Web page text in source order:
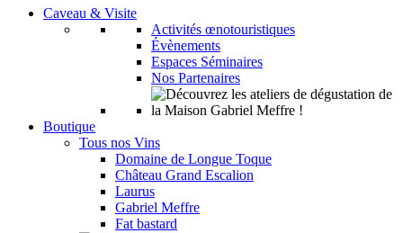
Caveau & Visite
Activités œnotouristiques
Évènements
Espaces Séminaires
Nos Partenaires
Boutique
Tous nos Vins
Domaine de Longue Toque
Château Grand Escalion
Laurus
Gabriel Meffre
Fat bastard